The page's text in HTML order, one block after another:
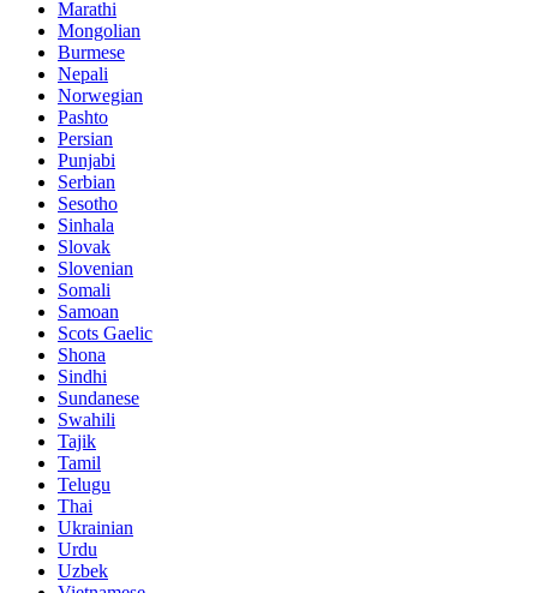
Marathi
Mongolian
Burmese
Nepali
Norwegian
Pashto
Persian
Punjabi
Serbian
Sesotho
Sinhala
Slovak
Slovenian
Somali
Samoan
Scots Gaelic
Shona
Sindhi
Sundanese
Swahili
Tajik
Tamil
Telugu
Thai
Ukrainian
Urdu
Uzbek